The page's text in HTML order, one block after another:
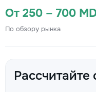
От 250 – 700
По обзору рынка
Рассчитайте